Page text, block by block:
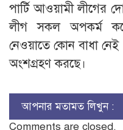
পার্টি আওয়ামী লীগের
লীগ সকল অপকর্ম
নেওয়াতে কোন বাধা
অংশগ্রহণ করছে।
আপনার মতামত লিখুন :
Comments are closed.